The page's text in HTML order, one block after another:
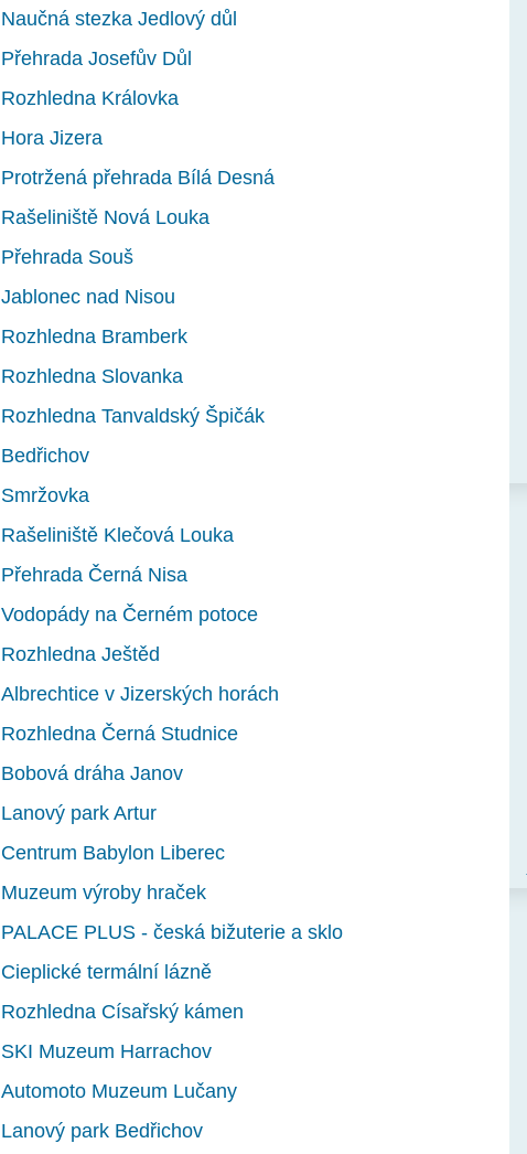
Naučná stezka Jedlový důl
Přehrada Josefův Důl
Rozhledna Královka
Hora Jizera
Protržená přehrada Bílá Desná
Rašeliniště Nová Louka
Přehrada Souš
Jablonec nad Nisou
Rozhledna Bramberk
Rozhledna Slovanka
Rozhledna Tanvaldský Špičák
Bedřichov
Smržovka
Rašeliniště Klečová Louka
Přehrada Černá Nisa
Vodopády na Černém potoce
Rozhledna Ještěd
Albrechtice v Jizerských horách
Rozhledna Černá Studnice
Bobová dráha Janov
Lanový park Artur
Centrum Babylon Liberec
Muzeum výroby hraček
PALACE PLUS - česká bižuterie a sklo
Cieplické termální lázně
Rozhledna Císařský kámen
SKI Muzeum Harrachov
Automoto Muzeum Lučany
Lanový park Bedřichov